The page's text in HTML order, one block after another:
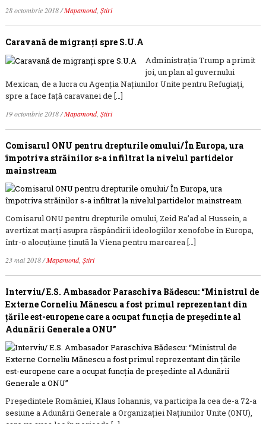
28 octombrie 2018/Mapamond, Știri
Caravană de migranți spre S.U.A
Administrația Trump a primit
joi, un plan al guvernului
Mexican, de a lucra cu Agenția Națiunilor Unite pentru Refugiați,
spre a face față caravanei de […]
19 octombrie 2018/Mapamond, Știri
Comisarul ONU pentru drepturile omului/ În Europa, ura
împotriva străinilor s-a infiltrat la nivelul partidelor
mainstream
Comisarul ONU pentru drepturile omului, Zeid Ra’ad al Hussein, a
avertizat marţi asupra răspândirii ideologiilor xenofobe în Europa,
într-o alocuţiune ţinută la Viena pentru marcarea […]
23 mai 2018/Mapamond, Știri
Interviu/ E.S. Ambasador Paraschiva Bădescu: “Ministrul de
Externe Corneliu Mănescu a fost primul reprezentant din
țările est-europene care a ocupat funcţia de președinte al
Adunării Generale a ONU”
Președintele României, Klaus Iohannis, va participa la cea de-a 72-a
sesiune a Adunării Generale a Organizației Națiunilor Unite (ONU),